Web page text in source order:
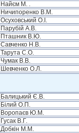
Найєм М. .
Ничипоренко В.М.
Осуховський О.І.
Парубій А.В.
Пташник В.Ю.
Савченко Н.В.
Тарута С.О.
Чумак В.В.
Шевченко О.Л.
Балицький Є.В.
Білий О.П.
Воропаєв Ю.М.
Гусак В.Г.
Добкін М.М.